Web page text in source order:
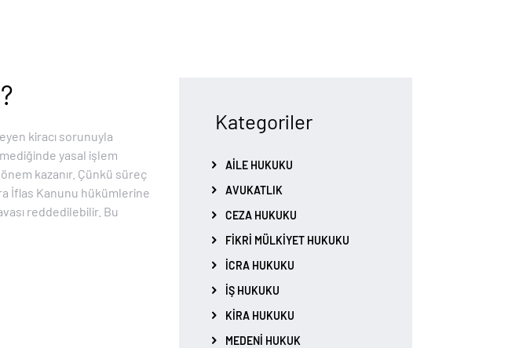
kiracı sorunuyla
yasal işlem
kazanır. Çünkü süreç
İflas Kanunu hükümlerine
reddedilebilir. Bu
Kategoriler
AILE HUKUKU
AVUKATLIK
CEZA HUKUKU
FIKRI MÜLKIYET HUKUKU
İCRA HUKUKU
İŞ HUKUKU
KIRA HUKUKU
MEDENI HUKUK